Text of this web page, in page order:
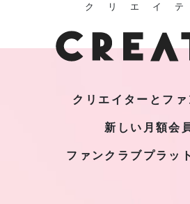
クリエイ
クリエイターとフ
新しい月額会
ファンクラブプラッ